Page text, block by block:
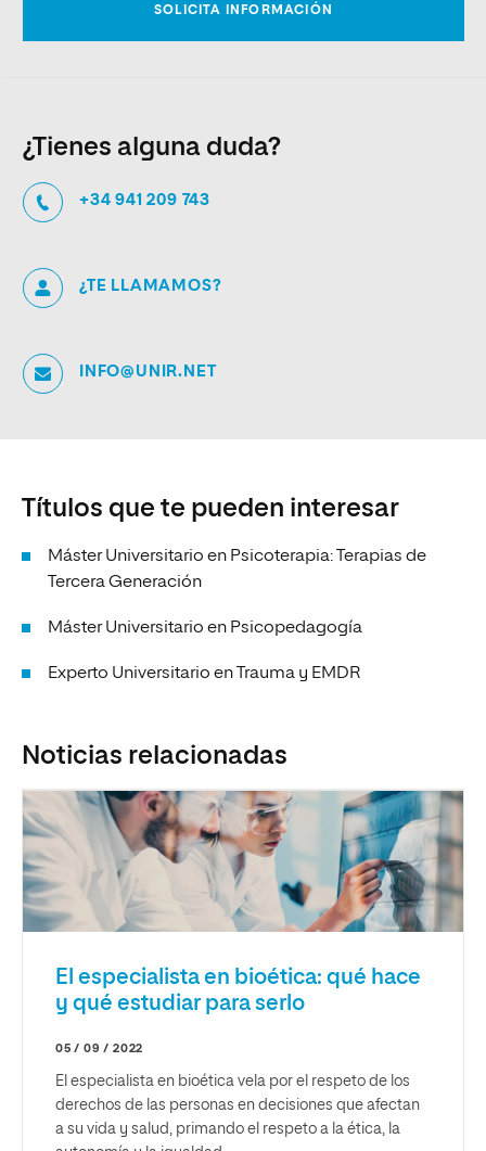
¿Tienes alguna duda?
+34 941 209 743
¿TE LLAMAMOS?
INFO@UNIR.NET
Títulos que te pueden interesar
Máster Universitario en Psicoterapia: Terapias de
Tercera Generación
Máster Universitario en Psicopedagogía
Experto Universitario en Trauma y EMDR
Noticias relacionadas
El especialista en bioética: qué hace
y qué estudiar para serlo
05 / 09 / 2022
El especialista en bioética vela por el respeto de los
derechos de las personas en decisiones que afectan
a su vida y salud, primando el respeto a la ética, la